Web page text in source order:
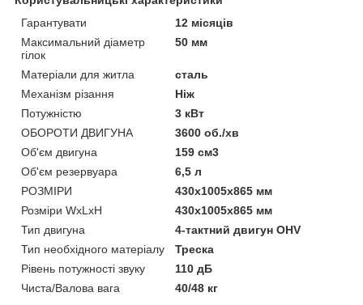
Гарантувати
12 місяців
Максимальний діаметр
гілок
50 мм
Матеріали для житла
сталь
Механізм різання
Ніж
Потужністю
3 кВт
ОБОРОТИ ДВИГУНА
3600 об./хв
Об'єм двигуна
159 см3
Об'єм резервуара
6,5 л
РОЗМІРИ
430x1005x865 мм
Розміри WxLxH
430x1005x865 мм
Тип двигуна
4-тактний двигун OHV
Тип необхідного матеріалу
Треска
Рівень потужності звуку
110 дБ
Чиста/Валова вага
40/48 кг